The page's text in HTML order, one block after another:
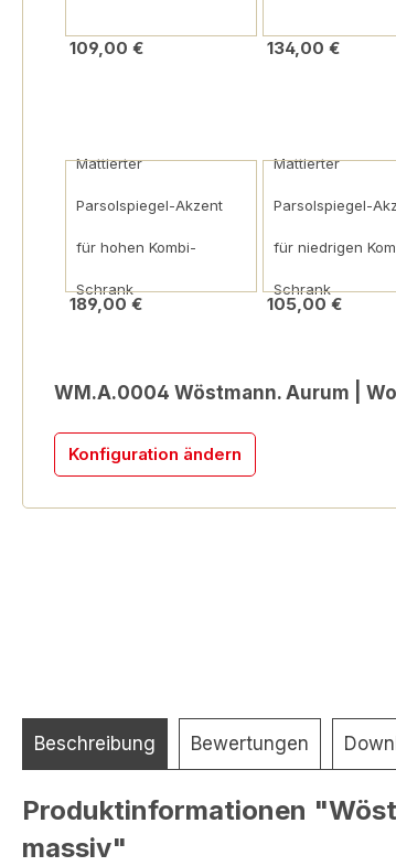
109,00 € 134,00 €
Mattierter
Parsolspiegel-Akzent
für hohen Kombi-
Schrank
189,00 €
Mattierter
Parsolspiegel-
für niedrigen
Schrank
105,00 €
WM.A.0004 Wöstmann. Aurum |
Konfiguration ändern
Beschreibung Bewertungen
Produktinformationen
massiv"